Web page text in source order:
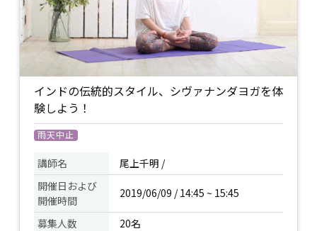
インドの伝統的スタイル、シヴァナンダヨガを体
験しよう！
雨天中止
講師名
尾上千明 /
開催日および
開催時間
2019/06/09 / 14:45 ~ 15:45
募集人数
20名